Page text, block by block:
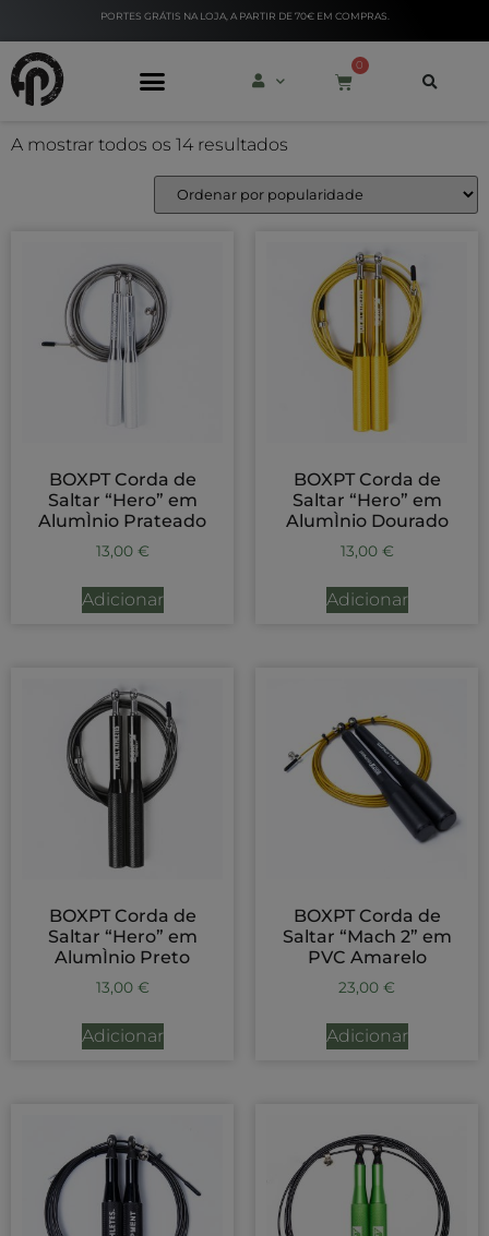
PORTES GRÁTIS NA LOJA, A PARTIR DE 70€ EM COMPRAS.
0
A mostrar todos os 14 resultados
BOXPT Corda de
Saltar “Hero” em
AlumÌnio Prateado
13,00 €
Adicionar
BOXPT Corda de
Saltar “Hero” em
AlumÌnio Dourado
13,00 €
Adicionar
BOXPT Corda de
Saltar “Hero” em
AlumÌnio Preto
13,00 €
Adicionar
BOXPT Corda de
Saltar “Mach 2” em
PVC Amarelo
23,00 €
Adicionar